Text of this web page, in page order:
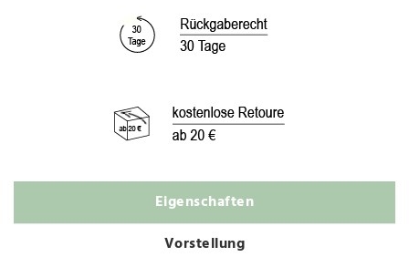
Eigenschaften
Vorstellung